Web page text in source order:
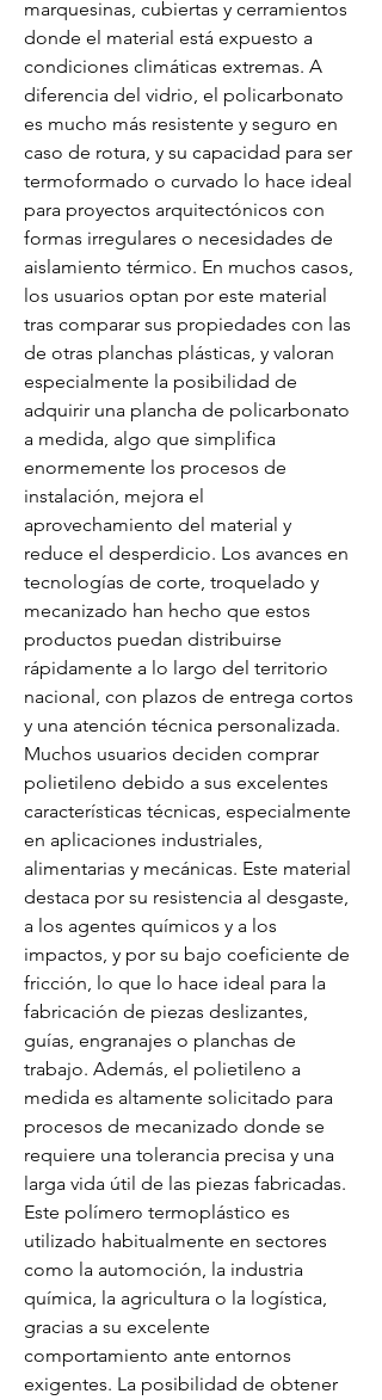
marquesinas, cubiertas y cerramientos
donde el material está expuesto a
condiciones climáticas extremas. A
diferencia del vidrio, el policarbonato
es mucho más resistente y seguro en
caso de rotura, y su capacidad para ser
termoformado o curvado lo hace ideal
para proyectos arquitectónicos con
formas irregulares o necesidades de
aislamiento térmico. En muchos casos,
los usuarios optan por este material
tras comparar sus propiedades con las
de otras planchas plásticas, y valoran
especialmente la posibilidad de
adquirir una plancha de policarbonato
a medida, algo que simplifica
enormemente los procesos de
instalación, mejora el
aprovechamiento del material y
reduce el desperdicio. Los avances en
tecnologías de corte, troquelado y
mecanizado han hecho que estos
productos puedan distribuirse
rápidamente a lo largo del territorio
nacional, con plazos de entrega cortos
y una atención técnica personalizada.
Muchos usuarios deciden comprar
polietileno debido a sus excelentes
características técnicas, especialmente
en aplicaciones industriales,
alimentarias y mecánicas. Este material
destaca por su resistencia al desgaste,
a los agentes químicos y a los
impactos, y por su bajo coeficiente de
fricción, lo que lo hace ideal para la
fabricación de piezas deslizantes,
guías, engranajes o planchas de
trabajo. Además, el polietileno a
medida es altamente solicitado para
procesos de mecanizado donde se
requiere una tolerancia precisa y una
larga vida útil de las piezas fabricadas.
Este polímero termoplástico es
utilizado habitualmente en sectores
como la automoción, la industria
química, la agricultura o la logística,
gracias a su excelente
comportamiento ante entornos
exigentes. La posibilidad de obtener